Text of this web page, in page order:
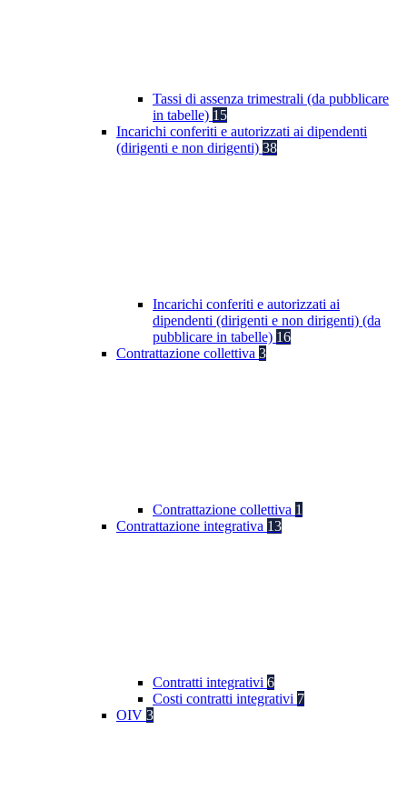
Tassi di assenza trimestrali (da pubblicare
in tabelle) 15
Incarichi conferiti e autorizzati ai dipendenti
(dirigenti e non dirigenti) 38
Incarichi conferiti e autorizzati ai
dipendenti (dirigenti e non dirigenti) (da
pubblicare in tabelle) 16
Contrattazione collettiva 3
Contrattazione collettiva 1
Contrattazione integrativa 13
Contratti integrativi 6
Costi contratti integrativi 7
OIV 3